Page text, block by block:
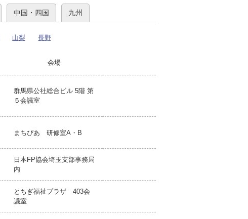
中国・四国 九州
山梨 長野
会場
群馬県公社総合ビル 5階 第
５会議室
まちぴあ 研修室A・B
日本FP協会埼玉支部事務局
内
とちぎ福祉プラザ 403会
議室